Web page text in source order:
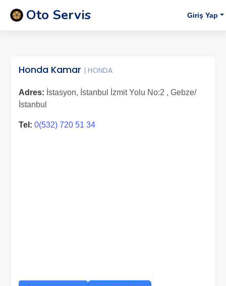
Oto Servis Giriş Yap
Honda Kamar | HONDA
Adres: İstasyon, İstanbul İzmit Yolu No:2 , Gebze/
İstanbul
Tel: 0(532) 720 51 34